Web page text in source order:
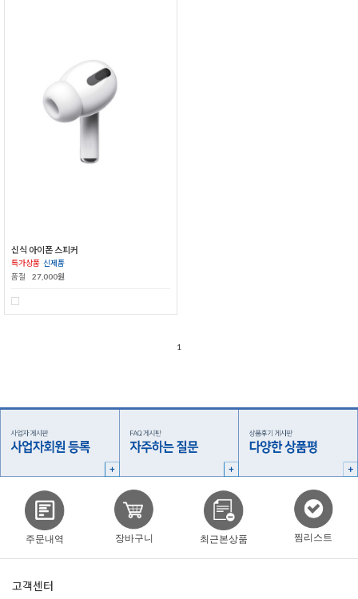
신식 아이폰 스피커
특가상품 신제품
품절
27,000원
1
주문내역 장바구니 최근본상품 찜리스트
고객센터